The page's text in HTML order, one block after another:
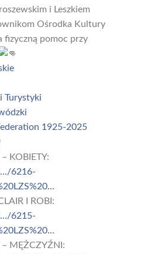
i Leszkiem
Ośrodka Kultury
fizyczną pomoc przy
Turystyki
1925-2025
KOBIETY:
6216-
I ROBI:
6215-
MĘŻCZYŹNI: